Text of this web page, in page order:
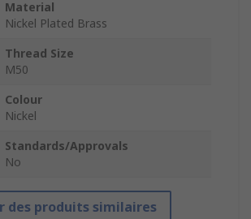
Material
Nickel Plated Brass
Thread Size
M50
Colour
Nickel
Standards/Approvals
No
des produits similaires